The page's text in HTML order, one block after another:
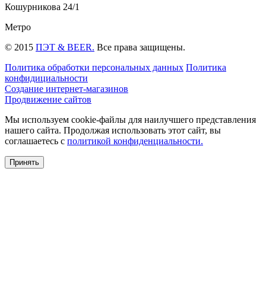
Кошурникова 24/1
Метро
© 2015 ПЭТ & BEER. Все права защищены.
Политика обработки персональных данных Политика
конфидициальности
Создание интернет-магазинов
Продвижение сайтов
Мы используем cookie-файлы для наилучшего представления
нашего сайта. Продолжая использовать этот сайт, вы
соглашаетесь c политикой конфиденциальности.
Принять